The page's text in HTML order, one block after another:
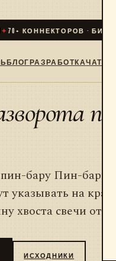
+ КОННЕКТОРОВ · БИРЖИ
БЛОГРАЗРАБОТКАЧАТ
пин-бару Пин-бары
указывать на
хвоста свечи
ИСХОДНИКИ